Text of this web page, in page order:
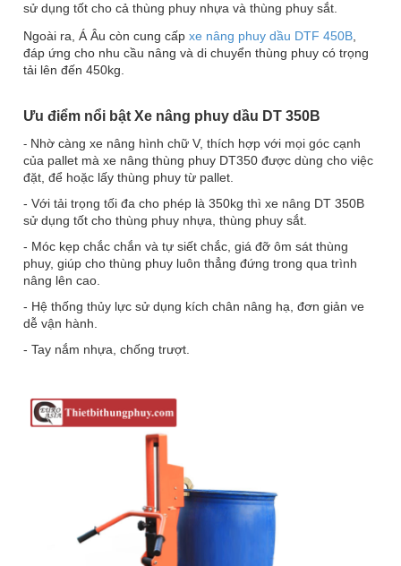
sử dụng tốt cho cả thùng phuy nhựa và thùng phuy sắt.
Ngoài ra, Á Âu còn cung cấp xe nâng phuy dầu DTF 450B
đáp ứng cho nhu cầu nâng và di chuyển thùng phuy có trọng
tải lên đến 450kg.
Ưu điểm nổi bật Xe nâng phuy dầu DT 350B
- Nhờ càng xe nâng hình chữ V, thích hợp với mọi góc cạnh
của pallet mà xe nâng thùng phuy DT350 được dùng cho việc
đặt, để hoặc lấy thùng phuy từ pallet.
- Với tải trọng tối đa cho phép là 350kg thì xe nâng DT 350B
sử dụng tốt cho thùng phuy nhựa, thùng phuy sắt.
- Móc kẹp chắc chắn và tự siết chắc, giá đỡ ôm sát thùng
phuy, giúp cho thùng phuy luôn thẳng đứng trong qua trình
nâng lên cao.
- Hệ thống thủy lực sử dụng kích chân nâng hạ, đơn giản ve
dễ vận hành.
- Tay nắm nhựa, chống trượt.